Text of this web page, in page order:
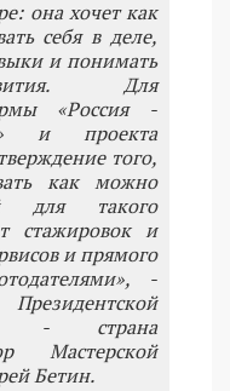
она хочет как
себя в деле,
и понимать
Для
«Россия -
и проекта
того,
как можно
для такого
стажировок и
и прямого
-
- страна
Мастерской
Бетин.